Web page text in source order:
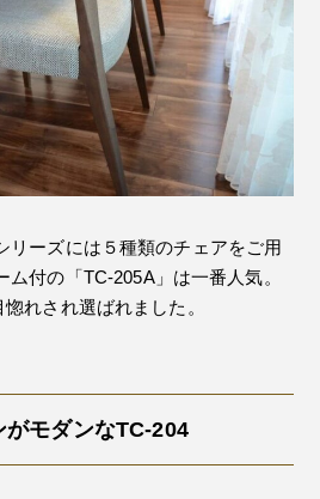
リーズには５種類のチェアをご用
付の「TC-205A」は一番人気。
れされ選ばれました。
モダンなTC-204